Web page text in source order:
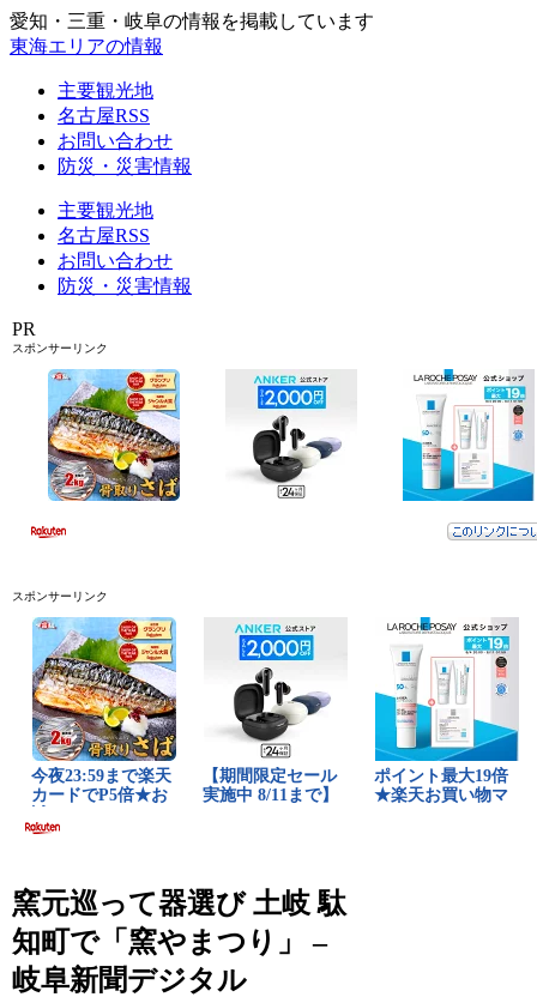
愛知・三重・岐阜の情報を掲載しています
東海エリアの情報
主要観光地
名古屋RSS
お問い合わせ
防災・災害情報
主要観光地
名古屋RSS
お問い合わせ
防災・災害情報
PR
スポンサーリンク
スポンサーリンク
窯元巡って器選び 土岐 駄
知町で「窯やまつり」 –
岐阜新聞デジタル